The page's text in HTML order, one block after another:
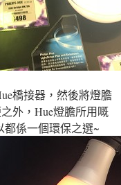
橋接器 ，然後將燈膽
外 ， Hue燈膽所用嘅
都係一個環保之選~